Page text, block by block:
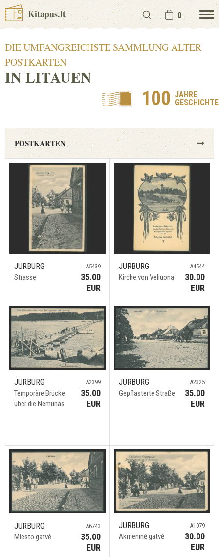
Kitapus.lt 0
DIE UMFANGREICHSTE SAMMLUNG ALTER
POSTKARTEN
IN LITAUEN
100 JAHRE
GESCHICHTE
POSTKARTEN
JURBURG
Strasse
A5439
35.00
EUR
JURBURG
Kirche von Veliuona
A4544
30.00
EUR
JURBURG
Temporäre Brücke
über die Nemunas
A2399
35.00
EUR
JURBURG
Gepflasterte Straße
A2325
35.00
EUR
JURBURG
Miesto gatvė
A6743
35.00
EUR
JURBURG
Akmeninė gatvė
A1079
30.00
EUR